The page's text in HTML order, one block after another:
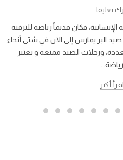
تعليقا
فكان قديماً رياضة للترفيه
صيد البر يمارس إلى الآن في شتى أنحاء
ورحلات الصيد ممتعة و تعتبر
رياضة...
اقرأ أكثر